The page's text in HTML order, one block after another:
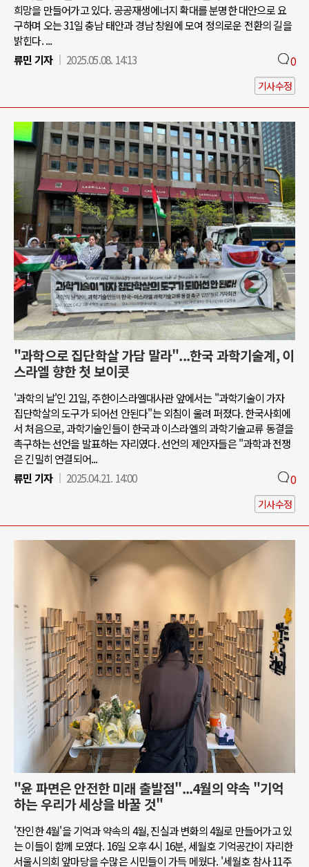
희망을 만들어가고 있다. 공공재생에너지 확대를 분명한 대안으로 요
구하며 오는 31일 충남 태안과 경남 창원에 모여 정의로운 전환의 길을
밝힌다. ...
류민 기자
2025.05.08. 14:13 0
기사수정
"과학으로 집단학살 가담 말라"...한국 과학기술계, 이
스라엘 향한 첫 보이콧
'과학의 날'인 21일, 주한이스라엘대사관 앞에서는 "과학기술이 가자
집단학살의 도구가 되어선 안된다"는 외침이 울려 퍼졌다. 한국사회에
서 처음으로, 과학기술인들이 한국과 이스라엘의 과학기술교류 동결을
촉구하는 선언을 발표하는 자리였다. 선언의 제안자들은 "과학과 전쟁
은 긴밀히 연결되어...
류민 기자
2025.04.21. 14:00 0
기사수정
"윤 파면은 안전한 미래 출발점"...4월의 약속 "기억
하는 우리가 세상을 바꿀 것"
'잔인한 4월'을 기억과 약속의 4월, 진실과 변화의 4월로 만들어가고 있
는 이들이 함께 모였다. 16일 오후 4시 16분, 세월호 기억공간이 자리한
서울시의회 앞마당을 수많은 시민들이 가득 메웠다. '세월호 참사 11주